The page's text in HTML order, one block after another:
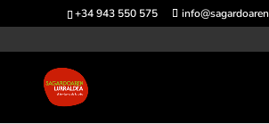
+34 943 550 575